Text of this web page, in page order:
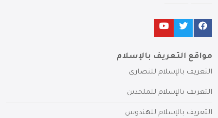
مواقع التعريف بالإسلام
التعريف بالإسلام للنصارى
التعريف بالإسلام للملحدين
التعريف بالإسلام للهندوس